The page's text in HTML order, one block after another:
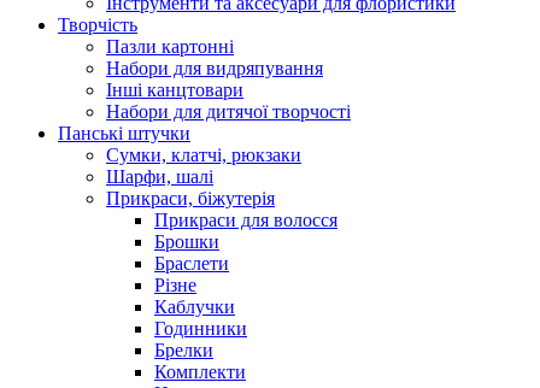
Творчість
Пазли картонні
Набори для видряпування
Інші канцтовари
Набори для дитячої творчості
Панські штучки
Сумки, клатчі, рюкзаки
Шарфи, шалі
Прикраси, біжутерія
Прикраси для волосся
Брошки
Браслети
Різне
Каблучки
Годинники
Брелки
Комплекти